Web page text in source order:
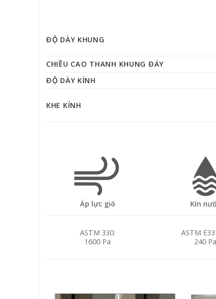
ĐỘ DÀY KHUNG
CHIỀU CAO THANH KHUNG ĐÁY
ĐỘ DÀY KÍNH
KHE KÍNH
Áp lực gió Kín
ASTM 330:
1600 Pa
ASTM
240 Pa